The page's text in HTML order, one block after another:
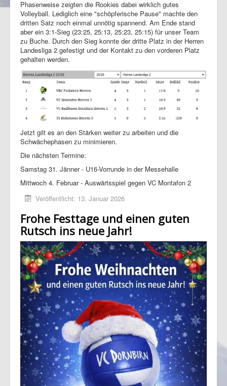
Phasenweise zeigten die Rookies dabei wirklich gutes
Volleyball. Lediglich eine "schöpferische Pause" machte den
dritten Satz noch einmal unnötig spannend. Am Ende stand
aber ein 3:1-Sieg (23:25, 25:13, 25:23, 25:15) für unser Team
zu Buche. Durch den Sieg konnte der dritte Platz in der Herren
Landesliga 2 gefestigt und der Kontakt zu den vorderen Platz
gehalten werden.
Jetzt gilt es an den Stärken weiter zu arbeiten und die
Schwächephasen zu minimieren.
Die nächsten Termine:
Samstag 31. Jänner - U16-Vorrunde in der Messehalle
Mittwoch 4. Februar - Auswärtsspiel gegen VC Montafon 2
Veröffentlicht: 13. Januar 2026
Frohe Festtage und einen guten
Rutsch ins neue Jahr!